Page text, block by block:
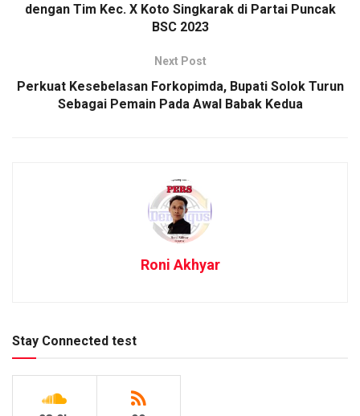
dengan Tim Kec. X Koto Singkarak di Partai Puncak
BSC 2023
Next Post
Perkuat Kesebelasan Forkopimda, Bupati Solok Turun
Sebagai Pemain Pada Awal Babak Kedua
Roni Akhyar
Stay Connected test